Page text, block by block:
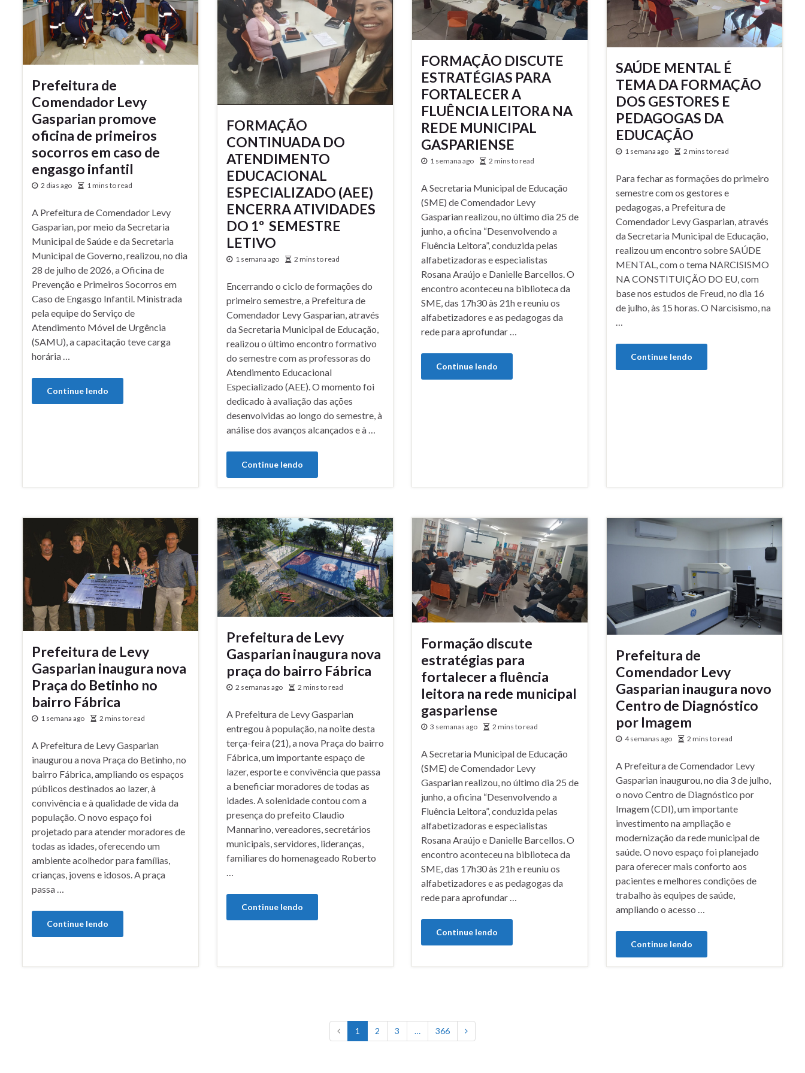
Prefeitura de
Comendador Levy
Gasparian promove
oficina de primeiros
socorros em caso de
engasgo infantil
2 dias ago 1 mins to read
A Prefeitura de Comendador Levy
Gasparian, por meio da Secretaria
Municipal de Saúde e da Secretaria
Municipal de Governo, realizou, no dia
28 de julho de 2026, a Oficina de
Prevenção e Primeiros Socorros em
Caso de Engasgo Infantil. Ministrada
pela equipe do Serviço de
Atendimento Móvel de Urgência
(SAMU), a capacitação teve carga
horária …
Continue lendo
FORMAÇÃO
CONTINUADA DO
ATENDIMENTO
EDUCACIONAL
ESPECIALIZADO (AEE)
ENCERRA ATIVIDADES
DO 1º SEMESTRE
LETIVO
1 semana ago 2 mins to read
Encerrando o ciclo de formações do
primeiro semestre, a Prefeitura de
Comendador Levy Gasparian, através
da Secretaria Municipal de Educação,
realizou o último encontro formativo
do semestre com as professoras do
Atendimento Educacional
Especializado (AEE). O momento foi
dedicado à avaliação das ações
desenvolvidas ao longo do semestre, à
análise dos avanços alcançados e à …
Continue lendo
FORMAÇÃO DISCUTE
ESTRATÉGIAS PARA
FORTALECER A
FLUÊNCIA LEITORA NA
REDE MUNICIPAL
GASPARIENSE
1 semana ago 2 mins to read
A Secretaria Municipal de Educação
(SME) de Comendador Levy
Gasparian realizou, no último dia 25 de
junho, a oficina “Desenvolvendo a
Fluência Leitora”, conduzida pelas
alfabetizadoras e especialistas
Rosana Araújo e Danielle Barcellos. O
encontro aconteceu na biblioteca da
SME, das 17h30 às 21h e reuniu os
alfabetizadores e as pedagogas da
rede para aprofundar …
Continue lendo
SAÚDE MENTAL É
TEMA DA FORMAÇÃO
DOS GESTORES E
PEDAGOGAS DA
EDUCAÇÃO
1 semana ago 2 mins to read
Para fechar as formações do primeiro
semestre com os gestores e
pedagogas, a Prefeitura de
Comendador Levy Gasparian, através
da Secretaria Municipal de Educação,
realizou um encontro sobre SAÚDE
MENTAL, com o tema NARCISISMO
NA CONSTITUIÇÃO DO EU, com
base nos estudos de Freud, no dia 16
de julho, às 15 horas. O Narcisismo, na
Continue lendo
Prefeitura de Levy
Gasparian inaugura nova
Praça do Betinho no
bairro Fábrica
1 semana ago 2 mins to read
A Prefeitura de Levy Gasparian
inaugurou a nova Praça do Betinho, no
bairro Fábrica, ampliando os espaços
públicos destinados ao lazer, à
convivência e à qualidade de vida da
população. O novo espaço foi
projetado para atender moradores de
todas as idades, oferecendo um
ambiente acolhedor para famílias,
crianças, jovens e idosos. A praça
passa …
Continue lendo
Prefeitura de Levy
Gasparian inaugura nova
praça do bairro Fábrica
2 semanas ago 2 mins to read
A Prefeitura de Levy Gasparian
entregou à população, na noite desta
terça-feira (21), a nova Praça do bairro
Fábrica, um importante espaço de
lazer, esporte e convivência que passa
a beneficiar moradores de todas as
idades. A solenidade contou com a
presença do prefeito Claudio
Mannarino, vereadores, secretários
municipais, servidores, lideranças,
familiares do homenageado Roberto
…
Continue lendo
Formação discute
estratégias para
fortalecer a fluência
leitora na rede municipal
gaspariense
3 semanas ago 2 mins to read
A Secretaria Municipal de Educação
(SME) de Comendador Levy
Gasparian realizou, no último dia 25 de
junho, a oficina “Desenvolvendo a
Fluência Leitora”, conduzida pelas
alfabetizadoras e especialistas
Rosana Araújo e Danielle Barcellos. O
encontro aconteceu na biblioteca da
SME, das 17h30 às 21h e reuniu os
alfabetizadores e as pedagogas da
rede para aprofundar …
Continue lendo
Prefeitura de
Comendador Levy
Gasparian inaugura novo
Centro de Diagnóstico
por Imagem
4 semanas ago 2 mins to read
A Prefeitura de Comendador Levy
Gasparian inaugurou, no dia 3 de julho,
o novo Centro de Diagnóstico por
Imagem (CDI), um importante
investimento na ampliação e
modernização da rede municipal de
saúde. O novo espaço foi planejado
para oferecer mais conforto aos
pacientes e melhores condições de
trabalho às equipes de saúde,
ampliando o acesso …
Continue lendo
1 2 3 … 366